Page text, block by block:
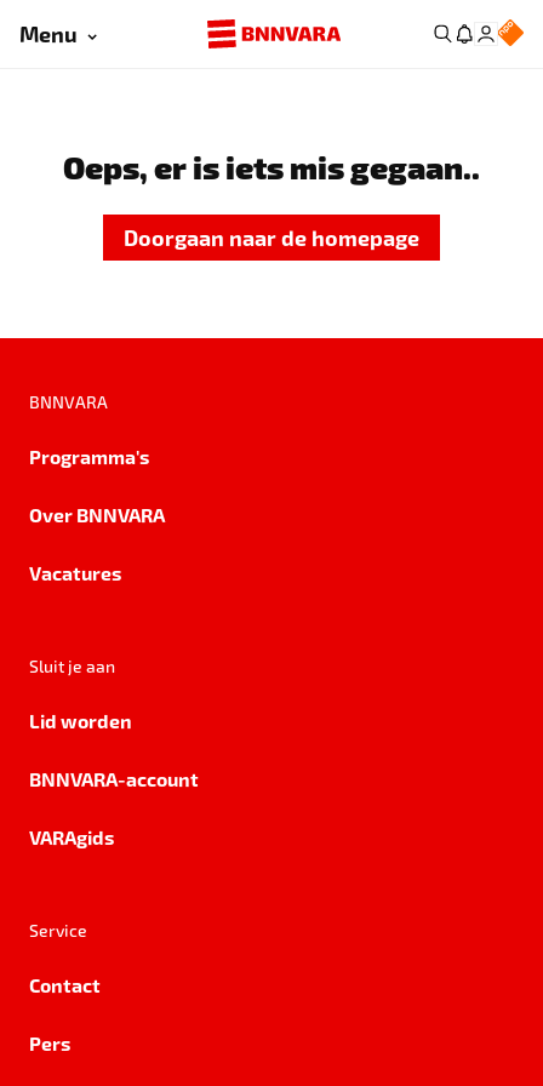
Menu
Oeps, er is iets mis gegaan..
Doorgaan naar de homepage
BNNVARA
Programma's
Over BNNVARA
Vacatures
Sluit je aan
Lid worden
BNNVARA-account
VARAgids
Service
Contact
Pers